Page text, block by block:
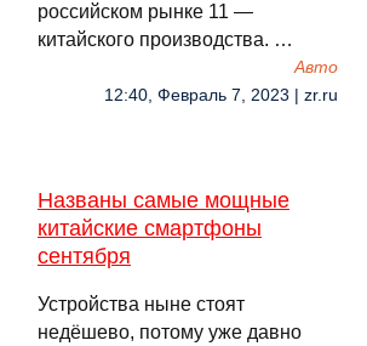
российском рынке 11 —
китайского производства. …
Авто
12:40, Февраль 7, 2023 | zr.ru
Названы самые мощные
китайские смартфоны
сентября
Устройства ныне стоят
недёшево, потому уже давно